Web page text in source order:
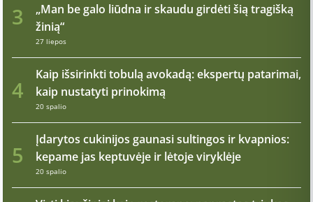
3
„Man be galo liūdna ir skaudu girdėti šią tragišką
žinią“
27 liepos
4
Kaip išsirinkti tobulą avokadą: ekspertų patarimai,
kaip nustatyti prinokimą
20 spalio
5
Įdarytos cukinijos gaunasi sultingos ir kvapnios:
kepame jas keptuvėje ir lėtoje viryklėje
20 spalio